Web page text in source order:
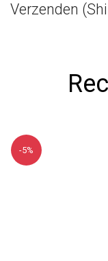
Verzenden
-5%